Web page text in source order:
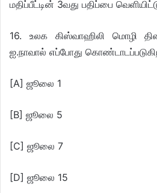
மதிப்பீட்டின் 3வது பதிப்பை
16. உலக கிஸ்வாஹிலி மொழி
ஐ.நாவால் எப்போது
[A] ஜூலை 1
[B] ஜூலை 5
[C] ஜூலை 7
[D] ஜூலை 15